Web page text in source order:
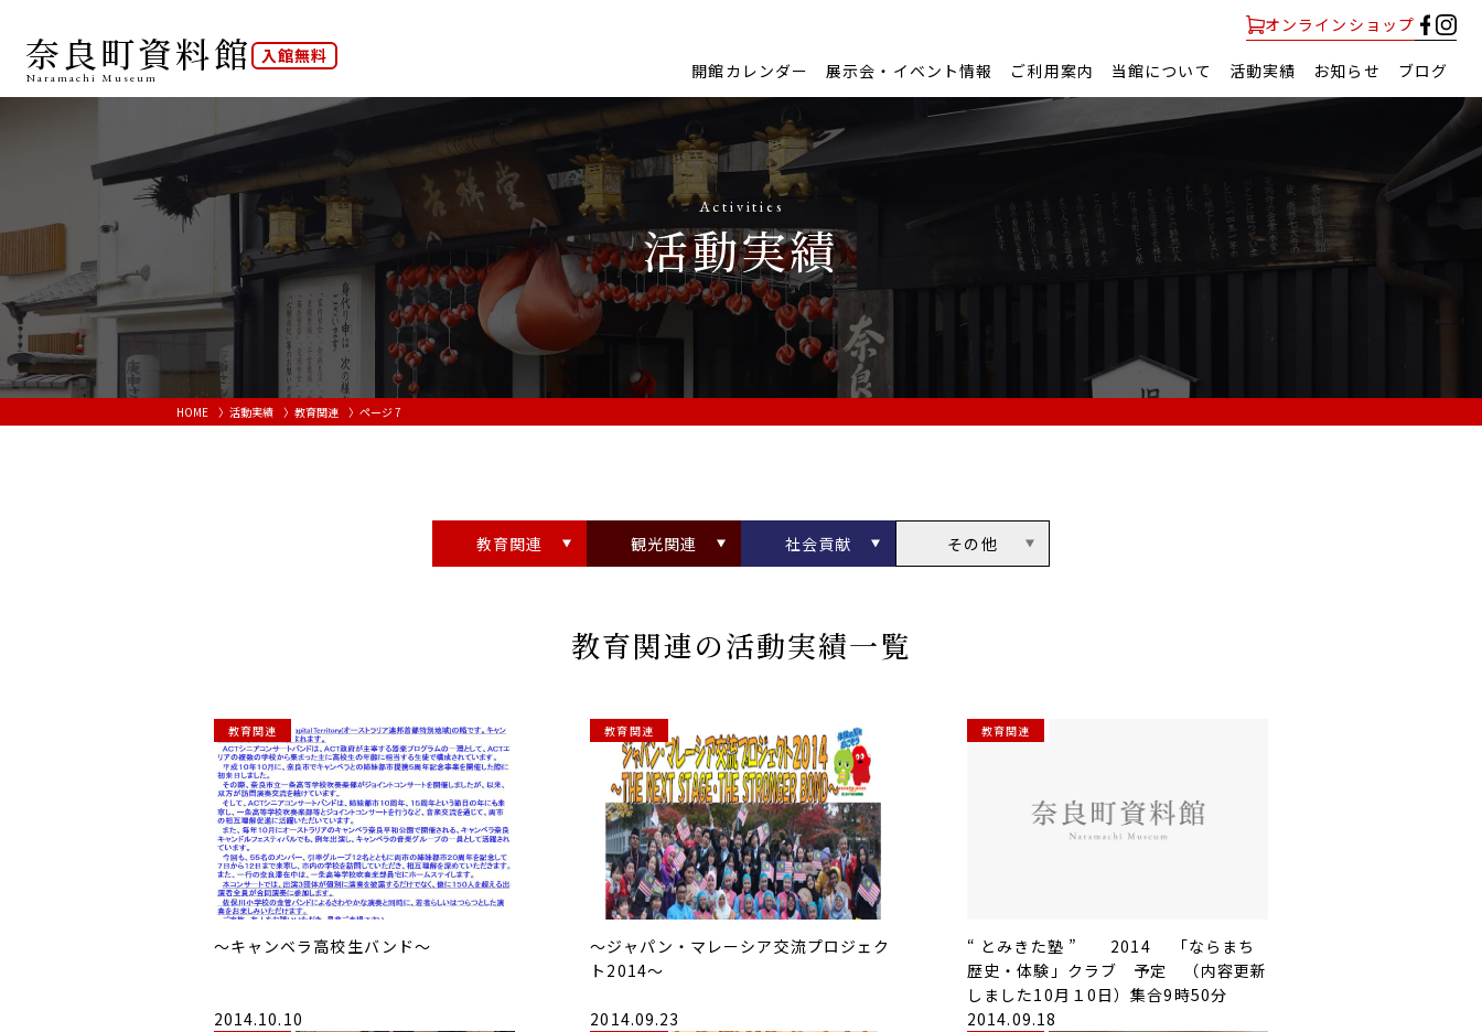
オンラインショップ
奈良町資料館
Naramachi Museum
入館無料
開館カレンダー 展示会・イベント情報 ご利用案内 当館について 活動実績 お知らせ ブログ
Activities
活動実績
HOME 活動実績 教育関連 ページ 7
教育関連 観光関連 社会貢献 その他
教育関連の活動実績一覧
教育関連
～キャンベラ高校生バンド～
2014.10.10
教育関連
～ジャパン・マレーシア交流プロジェク
ト2014～
2014.09.23
教育関連
“ とみきた塾 ” 2014 「ならまち
歴史・体験」クラブ 予定 （内容更新
しました10月１0日）集合9時50分
2014.09.18